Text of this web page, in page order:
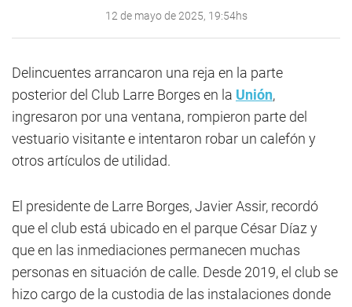
12 de mayo de 2025, 19:54hs
Delincuentes arrancaron una reja en la parte
posterior del Club Larre Borges en la Unión,
ingresaron por una ventana, rompieron parte del
vestuario visitante e intentaron robar un calefón y
otros artículos de utilidad.
El presidente de Larre Borges, Javier Assir, recordó
que el club está ubicado en el parque César Díaz y
que en las inmediaciones permanecen muchas
personas en situación de calle. Desde 2019, el club se
hizo cargo de la custodia de las instalaciones donde